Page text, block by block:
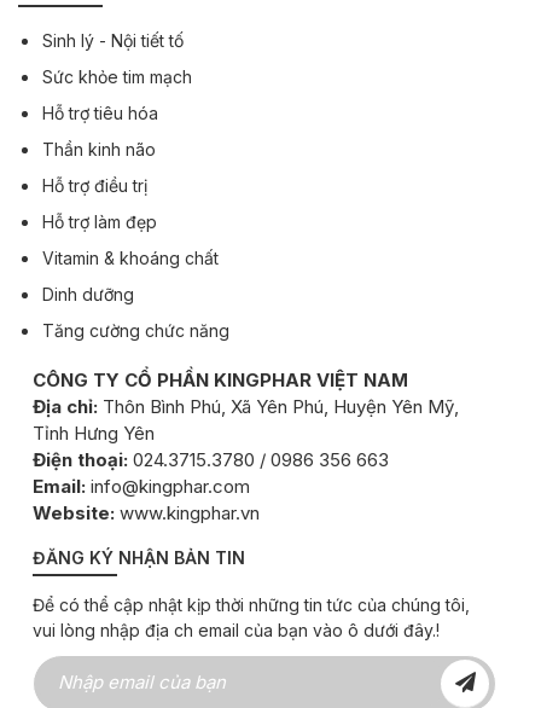
Sinh lý - Nội tiết tố
Sức khỏe tim mạch
Hỗ trợ tiêu hóa
Thần kinh não
Hỗ trợ điều trị
Hỗ trợ làm đẹp
Vitamin & khoáng chất
Dinh dưỡng
Tăng cường chức năng
CÔNG TY CỔ PHẦN KINGPHAR VIỆT NAM
Địa chỉ: Thôn Bình Phú, Xã Yên Phú, Huyện Yên Mỹ,
Tỉnh Hưng Yên
Điện thoại: 024.3715.3780 / 0986 356 663
Email: info@kingphar.com
Website: www.kingphar.vn
ĐĂNG KÝ NHẬN BẢN TIN
Để có thể cập nhật kịp thời những tin tức của chúng tôi,
vui lòng nhập địa ch email của bạn vào ô dưới đây.!